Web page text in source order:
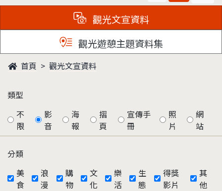
觀光文宣資料
觀光遊憩主題資料集
首頁 觀光文宣資料
類型
不
限
影
音
海
報
摺
頁
宣傳手
冊
照
片
網
站
分類
美
食
浪
漫
購
物
文
化
樂
活
生
態
得獎
影片
其
他